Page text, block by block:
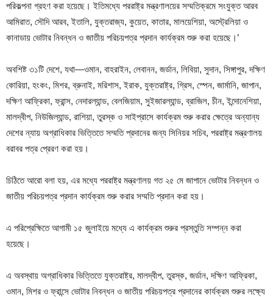
পরিকল্পনা গ্রহণ করা হয়েছে। ইতিমধ্যে পররাষ্ট্র মন্ত্রণালয়ের সম্মতিক্রমে সংযুক্ত আরব
আমিরাত, সৌদি আরব, ইতালি, যুক্তরাজ্য, কুয়েত, কাতার, মালয়েশিয়া, অস্ট্রেলিয়া ও
কানাডায় ভোটার নিবন্ধন ও জাতীয় পরিচয়পত্র প্রদান কার্যক্রম শুরু করা হয়েছে।’
অবশিষ্ট ৩১টি দেশে, যথা—ওমান, বাহরাইন, লেবানন, জর্ডান, লিবিয়া, সুদান, সিঙ্গাপুর, দক্ষিণ
কোরিয়া, হংকং, মিশর, ব্রুনাই, মরিশাস, ইরাক, যুক্তরাষ্ট্র, গ্রিস, স্পেন, জার্মানি, জাপান,
দক্ষিণ আফ্রিকা, ফ্রান্স, নেদারল্যান্ড, বেলজিয়াম, সুইজারল্যান্ড, ব্রাজিল, চীন, ইন্দোনেশিয়া,
মালদ্বীপ, নিউজিল্যান্ড, রাশিয়া, তুরস্ক ও সাইপ্রাসে কার্যক্রম শুরু করার ক্ষেত্রে অন্যান্য
দেশের ন্যায় অগ্রাধিকার ভিত্তিতে সম্মতি প্রদানের জন্য সিনিয়র সচিব, পররাষ্ট্র মন্ত্রণালয়
বরাবর পত্র প্রেরণ করা হয়।
চিঠিতে আরো বলা হয়, এর মধ্যে পররাষ্ট্র মন্ত্রণালয় গত ২৫ মে জাপানে ভোটার নিবন্ধন ও
জাতীয় পরিচয়পত্র প্রদান কার্যক্রম শুরু করার সম্মতি প্রদান করা হয়।
এ পরিপ্রেক্ষিতে আগামী ১৫ জুলাইয়ে মধ্যে এ কার্যক্রম শুরুর প্রস্তুতি সম্পন্ন করা
হয়েছে।
এ অবস্থায় অগ্রাধিকার ভিত্তিতে যুক্তরাষ্ট্র, মালদ্বীপ, তুরস্ক, জর্ডান, দক্ষিণ আফ্রিকা,
ওমান, মিশর ও ফ্রান্সে ভোটার নিবন্ধন ও জাতীয় পরিচয়পত্র প্রদানের কার্যক্রম শুরুর লক্ষ্যে